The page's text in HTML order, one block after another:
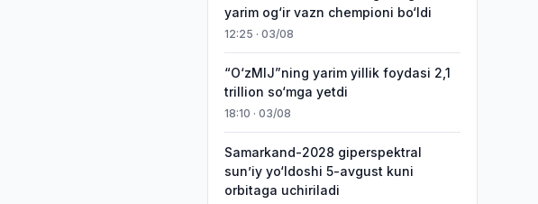
yarim og‘ir vazn chempioni bo‘ldi
12:25 · 03/08
“O‘zMIJ”ning yarim yillik foydasi 2,1
trillion so‘mga yetdi
18:10 · 03/08
Samarkand-2028 giperspektral
sun’iy yo‘ldoshi 5-avgust kuni
orbitaga uchiriladi